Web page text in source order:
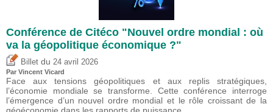
Conférence de Citéco "Nouvel ordre mondial : où
va la géopolitique économique ?"
Billet du 24 avril 2026
Par Vincent Vicard
Face aux tensions géopolitiques et aux replis stratégiques,
l’économie mondiale se transforme. Cette conférence interroge
l’émergence d’un nouvel ordre mondial et le rôle croissant de la